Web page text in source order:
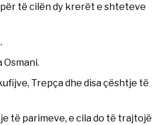
të cilën dy krerët e shteteve
Trepça dhe disa çështje të
të parimeve, e cila do të trajtojë